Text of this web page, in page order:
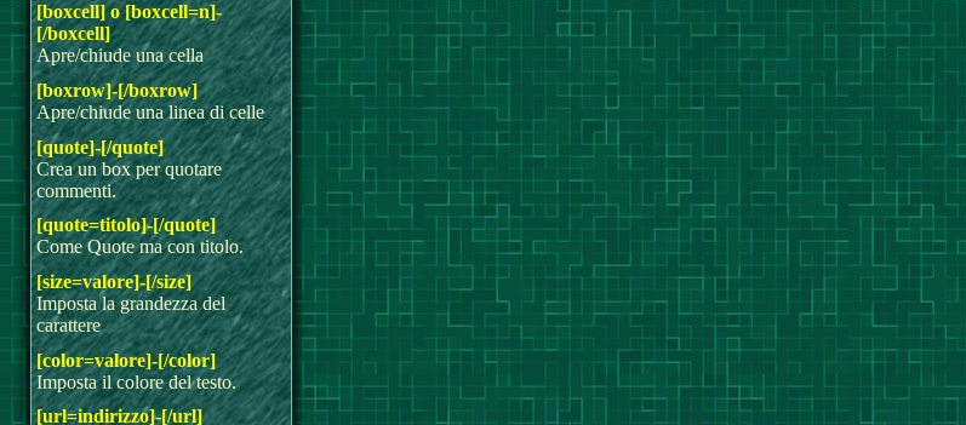
[boxcell] o [boxcell=n]-
[/boxcell]
Apre/chiude una cella
[boxrow]-[/boxrow]
Apre/chiude una linea di celle
[quote]-[/quote]
Crea un box per quotare
commenti.
[quote=titolo]-[/quote]
Come Quote ma con titolo.
[size=valore]-[/size]
Imposta la grandezza del
carattere
[color=valore]-[/color]
Imposta il colore del testo.
[url=indirizzo]-[/url]